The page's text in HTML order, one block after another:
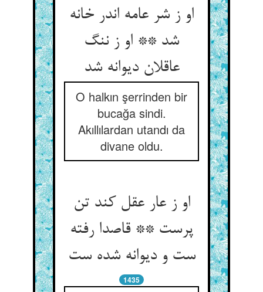
او ز شر عامه اندر خانه
شد ** او ز ننگ
عاقلان دیوانه شد
O halkın şerrinden bir
bucağa sindi.
Akıllılardan utandı da
divane oldu.
او ز عار عقل کند تن
پرست ** قاصدا رفته
ست و دیوانه شده ست‏
1435